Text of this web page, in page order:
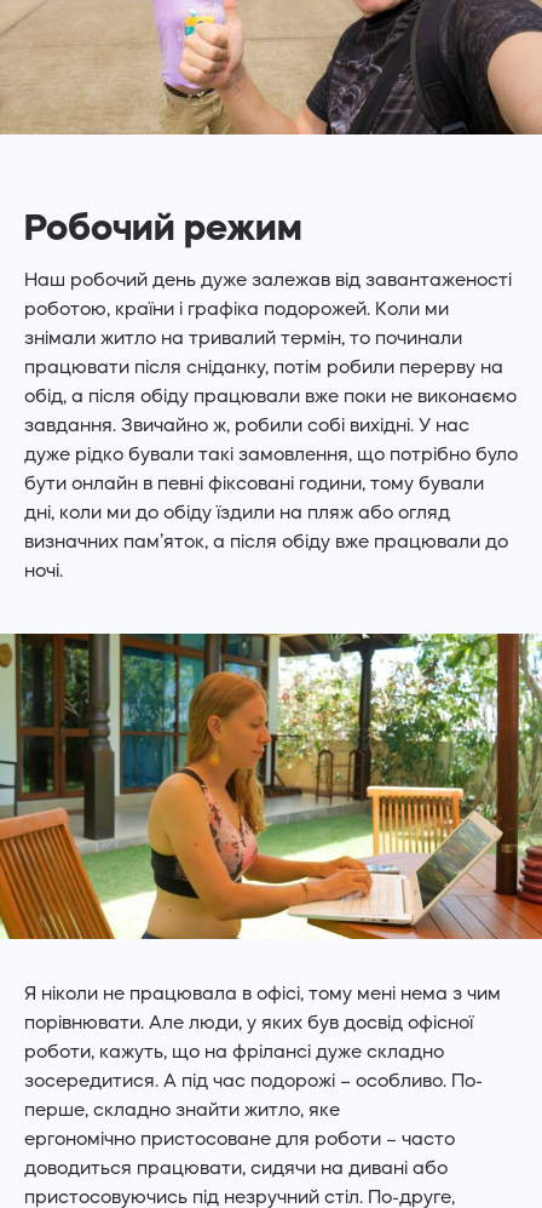
Робочий режим
Наш робочий день дуже залежав від завантаженості
роботою, країни і графіка подорожей. Коли ми
знімали житло на тривалий термін, то починали
працювати після сніданку, потім робили перерву на
обід, а після обіду працювали вже поки не виконаємо
завдання. Звичайно ж, робили собі вихідні. У нас
дуже рідко бували такі замовлення, що потрібно було
бути онлайн в певні фіксовані години, тому бували
дні, коли ми до обіду їздили на пляж або огляд
визначних пам’яток, а після обіду вже працювали до
ночі.
Я ніколи не працювала в офісі, тому мені нема з чим
порівнювати. Але люди, у яких був досвід офісної
роботи, кажуть, що на фрілансі дуже складно
зосередитися. А під час подорожі – особливо. По-
перше, складно знайти житло, яке
ергономічно пристосоване для роботи – часто
доводиться працювати, сидячи на дивані або
пристосовуючись під незручний стіл. По-друге,